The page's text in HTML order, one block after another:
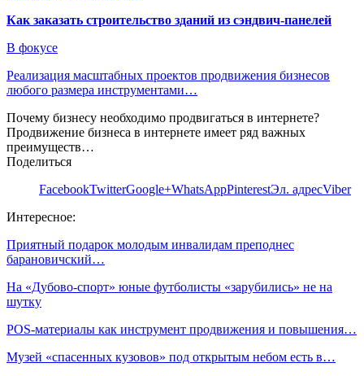
Как заказать строительство зданий из сэндвич-панелей
В фокусе
Реализация масштабных проектов продвижения бизнесов
любого размера инструментами…
Почему бизнесу необходимо продвигаться в интернете?
Продвижение бизнеса в интернете имеет ряд важных
преимуществ…
Поделиться
FacebookTwitterGoogle+WhatsAppPinterestЭл. адресViber
Интересное:
Приятный подарок молодым инвалидам преподнес
барановичский…
На «Дубово-спорт» юные футболисты «зарубились» не на
шутку
POS-материалы как инструмент продвижения и повышения…
Музей «спасенных кузовов» под открытым небом есть в…